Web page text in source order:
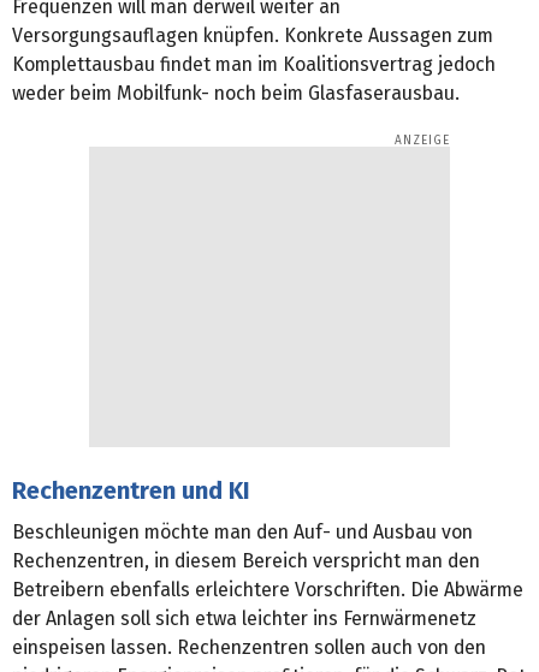
Frequenzen will man derweil weiter an
Versorgungsauflagen knüpfen. Konkrete Aussagen zum
Komplettausbau findet man im Koalitionsvertrag jedoch
weder beim Mobilfunk- noch beim Glasfaserausbau.
Rechenzentren und KI
Beschleunigen möchte man den Auf- und Ausbau von
Rechenzentren, in diesem Bereich verspricht man den
Betreibern ebenfalls erleichtere Vorschriften. Die Abwärme
der Anlagen soll sich etwa leichter ins Fernwärmenetz
einspeisen lassen. Rechenzentren sollen auch von den